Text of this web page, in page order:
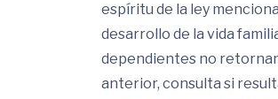
espíritu de la ley
desarrollo de la vida
dependientes no
anterior, consulta si